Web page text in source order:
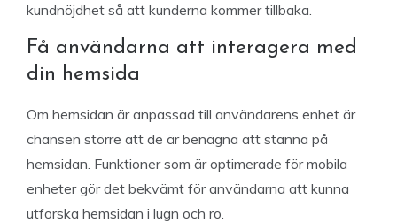
kundnöjdhet så att kunderna kommer tillbaka.
Få användarna att interagera med
din hemsida
Om hemsidan är anpassad till användarens enhet är
chansen större att de är benägna att stanna på
hemsidan. Funktioner som är optimerade för mobila
enheter gör det bekvämt för användarna att kunna
utforska hemsidan i lugn och ro.